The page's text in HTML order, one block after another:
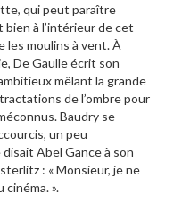
qui peut paraître
à l’intérieur de cet
moulins à vent. À
De Gaulle écrit son
mêlant la grande
de l’ombre pour
Baudry se
un peu
disait Abel Gance à son
: « Monsieur, je ne
cinéma. ».